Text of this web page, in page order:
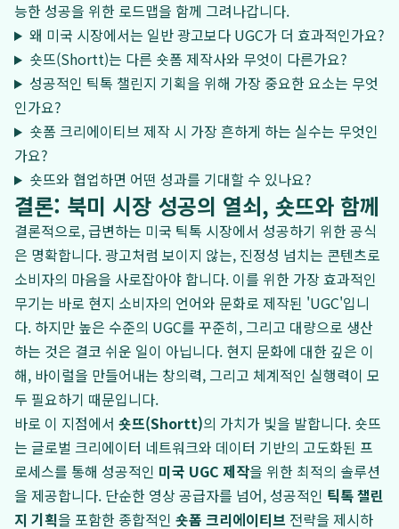
능한 성공을 위한 로드맵을 함께 그려나갑니다.
왜 미국 시장에서는 일반 광고보다 UGC가 더 효과적인가요?
숏뜨(Shortt)는 다른 숏폼 제작사와 무엇이 다른가요?
성공적인 틱톡 챌린지 기획을 위해 가장 중요한 요소는 무엇
인가요?
숏폼 크리에이티브 제작 시 가장 흔하게 하는 실수는 무엇인
가요?
숏뜨와 협업하면 어떤 성과를 기대할 수 있나요?
결론: 북미 시장 성공의 열쇠, 숏뜨와 함께
결론적으로, 급변하는 미국 틱톡 시장에서 성공하기 위한 공식
은 명확합니다. 광고처럼 보이지 않는, 진정성 넘치는 콘텐츠로
소비자의 마음을 사로잡아야 합니다. 이를 위한 가장 효과적인
무기는 바로 현지 소비자의 언어와 문화로 제작된 'UGC'입니
다. 하지만 높은 수준의 UGC를 꾸준히, 그리고 대량으로 생산
하는 것은 결코 쉬운 일이 아닙니다. 현지 문화에 대한 깊은 이
해, 바이럴을 만들어내는 창의력, 그리고 체계적인 실행력이 모
두 필요하기 때문입니다.
바로 이 지점에서 숏뜨(Shortt)의 가치가 빛을 발합니다. 숏뜨
는 글로벌 크리에이터 네트워크와 데이터 기반의 고도화된 프
로세스를 통해 성공적인 미국 UGC 제작을 위한 최적의 솔루션
을 제공합니다. 단순한 영상 공급자를 넘어, 성공적인 틱톡 챌린
지 기획을 포함한 종합적인 숏폼 크리에이티브 전략을 제시하